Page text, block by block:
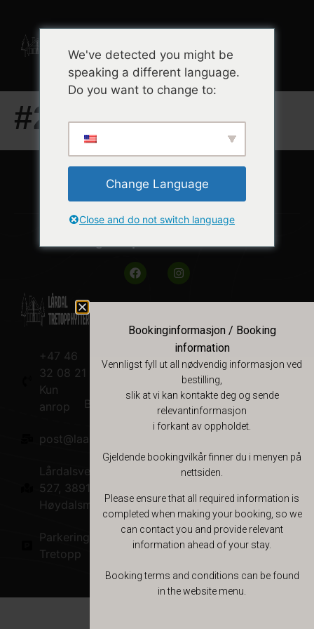
#2 Utrydde sult
+47 46
32 08 21
Kun
anrop
post@laardaltretopphytter.no
Lårdalsvegen
527, 3891
Høydalsmo
Parkering
Tretopp
opplevelser
Bærekraftsmål
Norgesferien
Badstue
Booking
Vilkår
Book nå
Om oss
Om oss
We've detected you might be
speaking a different language.
Do you want to change to:
Change Language
Close and do not switch language
Bookinginformasjon / Booking
information
Vennligst fyll ut all nødvendig informasjon ved
bestilling,
slik at vi kan kontakte deg og sende
relevantinformasjon
i forkant av oppholdet.
Gjeldende bookingvilkår finner du i menyen på
nettsiden.
Please ensure that all required information is
completed when making your booking, so we
can contact you and provide relevant
information ahead of your stay.
Booking terms and conditions can be found
in the website menu.